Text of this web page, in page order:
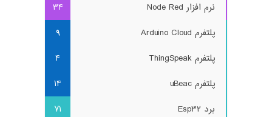
نرم افزار Node Red
34
پلتفرم Arduino Cloud
9
پلتفرم ThingSpeak
4
پلتفرم uBeac
14
برد Esp32
71